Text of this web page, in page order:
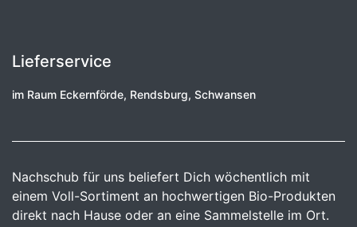
Lieferservice
im Raum Eckernförde, Rendsburg, Schwansen
Nachschub für uns beliefert Dich wöchentlich mit
einem Voll-Sortiment an hochwertigen Bio-Produkten
direkt nach Hause oder an eine Sammelstelle im Ort.